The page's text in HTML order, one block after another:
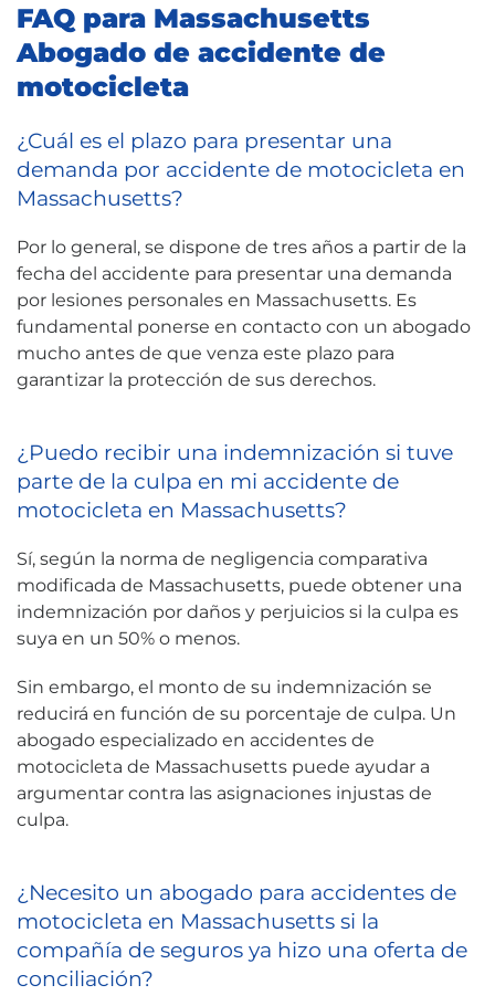
FAQ para Massachusetts
Abogado de accidente de
motocicleta
¿Cuál es el plazo para presentar una
demanda por accidente de motocicleta en
Massachusetts?
Por lo general, se dispone de tres años a partir de la
fecha del accidente para presentar una demanda
por lesiones personales en Massachusetts. Es
fundamental ponerse en contacto con un abogado
mucho antes de que venza este plazo para
garantizar la protección de sus derechos.
¿Puedo recibir una indemnización si tuve
parte de la culpa en mi accidente de
motocicleta en Massachusetts?
Sí, según la norma de negligencia comparativa
modificada de Massachusetts, puede obtener una
indemnización por daños y perjuicios si la culpa es
suya en un 50% o menos.
Sin embargo, el monto de su indemnización se
reducirá en función de su porcentaje de culpa. Un
abogado especializado en accidentes de
motocicleta de Massachusetts puede ayudar a
argumentar contra las asignaciones injustas de
culpa.
¿Necesito un abogado para accidentes de
motocicleta en Massachusetts si la
compañía de seguros ya hizo una oferta de
conciliación?